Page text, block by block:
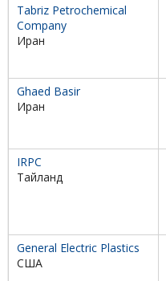
Tabriz Petrochemical
Company
Иран
Ghaed Basir
Иран
IRPC
Тайланд
General Electric Plastics
США